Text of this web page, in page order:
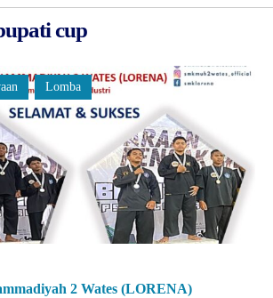
cup
Lomba
2 Wates (LORENA)